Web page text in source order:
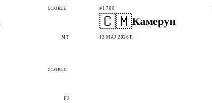
GLOBLE
MT
#1788
🇨🇲Камерун
12 МАЈ 2026 Г.
GLOBLE
FJ